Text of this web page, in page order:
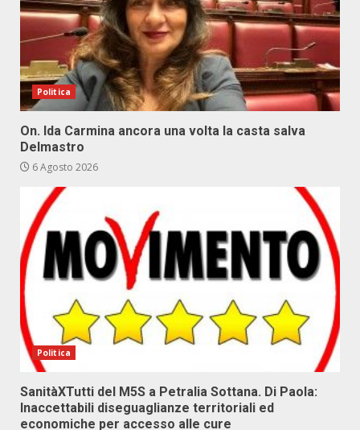
Politica
On. Ida Carmina ancora una volta la casta salva
Delmastro
6 Agosto 2026
Politica
SanitàXTutti del M5S a Petralia Sottana. Di Paola:
Inaccettabili diseguaglianze territoriali ed
economiche per accesso alle cure